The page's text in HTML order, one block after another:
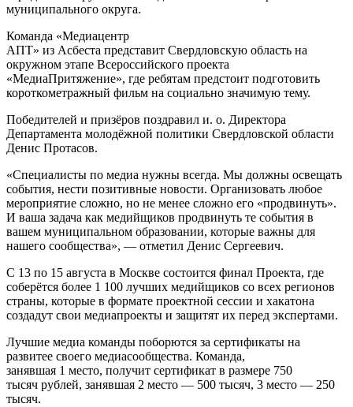
муниципального округа.
Команда «Медиацентр
АПТ» из Асбеста представит Свердловскую область на
окружном этапе Всероссийского проекта
«МедиаПритяжение», где ребятам предстоит подготовить
короткометражный фильм на социально значимую тему.
Победителей и призёров поздравил и. о. Директора
Департамента молодёжной политики Свердловской области
Денис Протасов.
«Специалисты по медиа нужны всегда. Мы должны освещать
события, нести позитивные новости. Организовать любое
мероприятие сложно, но не менее сложно его «продвинуть».
И ваша задача как медийщиков продвинуть те события в
вашем муниципальном образовании, которые важны для
нашего сообщества», — отметил Денис Сергеевич.
С 13 по 15 августа в Москве состоится финал Проекта, где
соберётся более 1 100 лучших медийщиков со всех регионов
страны, которые в формате проектной сессии и хакатона
создадут свои медиапроекты и защитят их перед экспертами.
Лучшие медиа команды поборются за сертификаты на
развитее своего медиасообщества. Команда,
занявшая 1 место, получит сертификат в размере 750
тысяч рублей, занявшая 2 место — 500 тысяч, 3 место — 250
тысяч.